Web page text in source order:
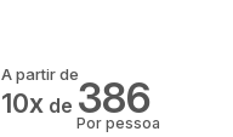
A partir de
10x de 386
Por pessoa